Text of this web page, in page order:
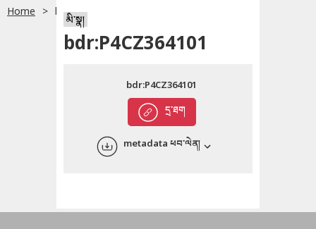
English
Home bdr:P4CZ364101
མི་སྣ།
bdr:P4CZ364101
དྲ་ཐག
bdr:P4CZ364101
metadata ཕབ་ལེན།